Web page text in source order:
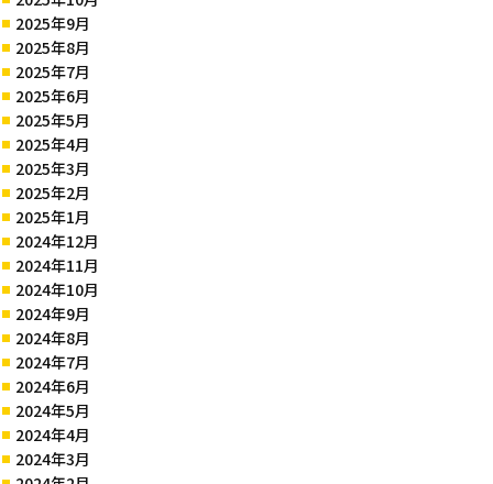
2025年9月
2025年8月
2025年7月
2025年6月
2025年5月
2025年4月
2025年3月
2025年2月
2025年1月
2024年12月
2024年11月
2024年10月
2024年9月
2024年8月
2024年7月
2024年6月
2024年5月
2024年4月
2024年3月